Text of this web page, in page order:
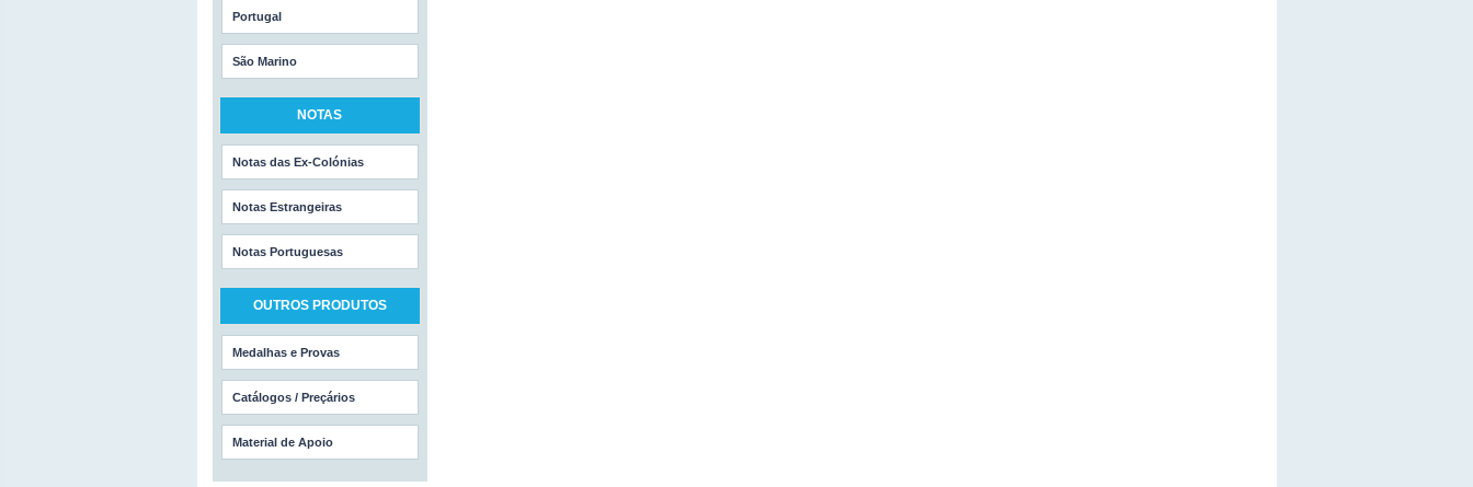
Portugal
São Marino
NOTAS
Notas das Ex-Colónias
Notas Estrangeiras
Notas Portuguesas
OUTROS PRODUTOS
Medalhas e Provas
Catálogos / Preçários
Material de Apoio